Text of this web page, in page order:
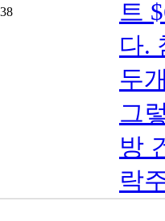
38
트
다.
두
그
방
락